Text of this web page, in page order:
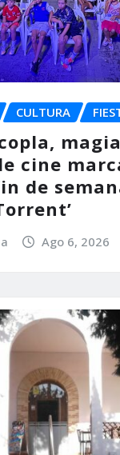
CULTURA
cine
de
Ago 6, 2026